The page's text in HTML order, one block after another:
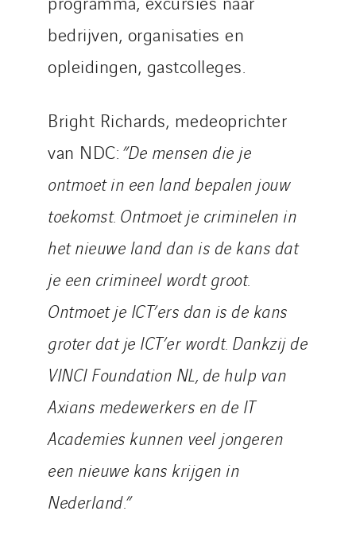
bedrijven, organisaties en
opleidingen, gastcolleges.
Bright Richards, medeoprichter
van NDC:”De mensen die je
ontmoet in een land bepalen jouw
toekomst. Ontmoet je criminelen in
het nieuwe land dan is de kans dat
je een crimineel wordt groot.
Ontmoet je ICT’ers dan is de kans
groter dat je ICT’er wordt. Dankzij de
VINCI Foundation NL, de hulp van
Axians medewerkers en de IT
Academies kunnen veel jongeren
een nieuwe kans krijgen in
Nederland.”